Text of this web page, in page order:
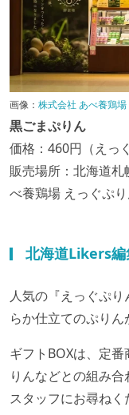
画像： 株式会社 あべ養鶏場
黒ごまぷりん
価格：460円（えっ
販売場所：北海道札
べ養鶏場 えっぐぷ
北海道Likers編
人気の『えっぐぷ
らか仕立てのぷりん
ギフトBOXは、定
りんなどとの組み
スタッフにお尋ね